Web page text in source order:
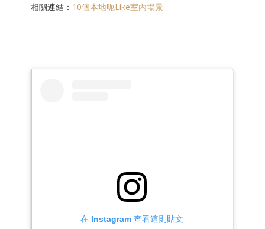
相關連結： 10個本地呃Like室內場景
在 Instagram 查看這則貼文